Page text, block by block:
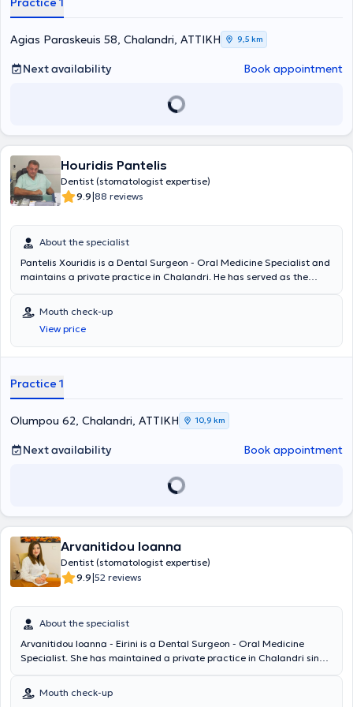
Agias Paraskeuis 58, Chalandri, ΑΤΤΙΚΗ 9,5 km
Next availability Book appointment
Houridis Pantelis
Dentist (stomatologist expertise)
9.9|88 reviews
About the specialist
Pantelis Xouridis is a Dental Surgeon - Oral Medicine Specialist and
maintains a private practice in Chalandri. He has served as the
General Hospital and possesses extensive experience in oral
medicine, having worked in this field for many years. In his practice,
he addresses all diseases appearing in the oral and jaw areas.
Some of the most common conditions treated include aphthous
are provided for issues such as benign tumors (lipomas), malignant
modern technology that fully meets contemporary standards.
Mouth check-up
View price
Practice 1
Olumpou 62, Chalandri, ΑΤΤΙΚΗ 10,9 km
Next availability Book appointment
Arvanitidou Ioanna
Dentist (stomatologist expertise)
9.9|52 reviews
About the specialist
Arvanitidou Ioanna - Eirini is a Dental Surgeon - Oral Medicine
Specialist. She has maintained a private practice in Chalandri since
Kapodistrian University of Athens and has completed postgraduate
training at the Oral Medicine Clinic of the same university's Dental
Mouth check-up